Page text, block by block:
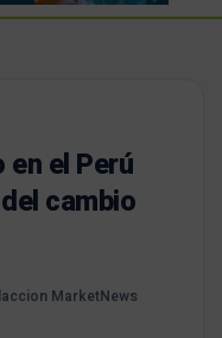
el Perú
cambio
MarketNews